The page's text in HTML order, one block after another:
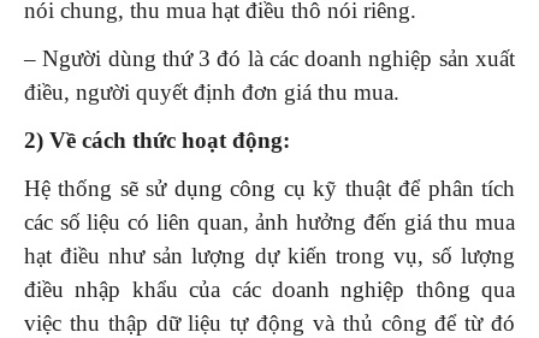
nói chung, thu mua hạt điều thô nói riêng.
– Người dùng thứ 3 đó là các doanh nghiệp sản xuất
điều, người quyết định đơn giá thu mua.
2) Về cách thức hoạt động:
Hệ thống sẽ sử dụng công cụ kỹ thuật để phân tích
các số liệu có liên quan, ảnh hưởng đến giá thu mua
hạt điều như sản lượng dự kiến trong vụ, số lượng
điều nhập khẩu của các doanh nghiệp thông qua
việc thu thập dữ liệu tự động và thủ công để từ đó